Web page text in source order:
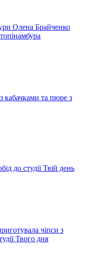
Олена Брайченко
кабачками та пюре з
до студії Твій день
чіпси з
Твого дня